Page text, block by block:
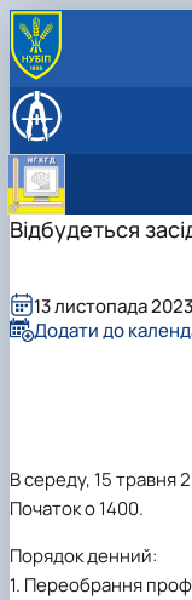
ПРО КАФЕДРУ
НАУКОВІ ГУРТКИ
Дизайн
ОБУХОВСЬКІ
Відбудеться
В середу, 15 травня
Початок о 1400.
Порядок денний:
1. Переобрання
13 листопада
Додати до